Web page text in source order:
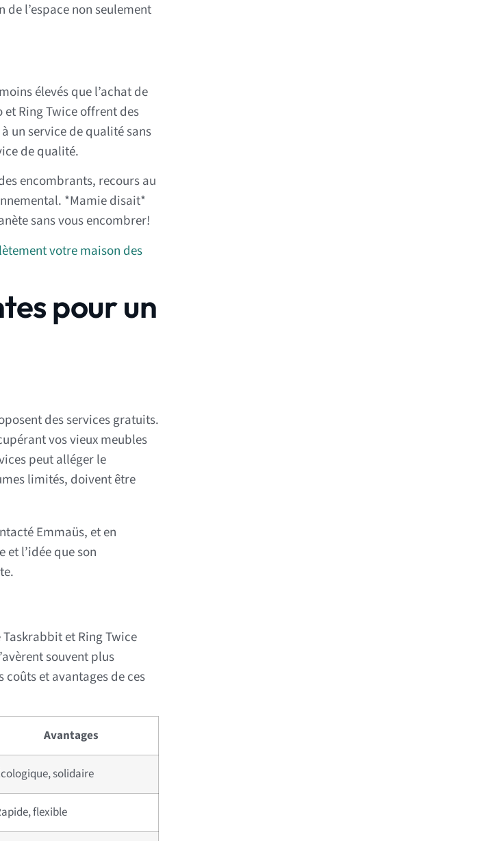
l’espace non seulement
élevés que l’achat de
Ring Twice offrent des
un service de qualité sans
de qualité.
encombrants, recours au
*Mamie disait*
sans vous encombrer!
votre maison des
pour un
des services gratuits.
vos vieux meubles
peut alléger le
limités, doivent être
Emmaüs, et en
l’idée que son
et Ring Twice
souvent plus
et avantages de ces
Avantages
solidaire
flexible